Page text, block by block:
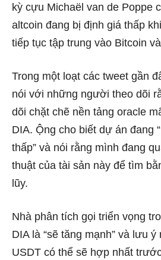
kỳ cựu Michaël van de Poppe
altcoin đang bị định giá thấp
tiếp tục tập trung vào Bitcoin
Trong một loạt các tweet gần
nói với những người theo dõi
dõi chặt chẽ nền tảng oracle
DIA. Ộng cho biết dự án đang
thấp” và nói rằng mình đang
thuật của tài sản này để tìm
lũy.
Nhà phân tích gọi triển vọng
DIA là “sẽ tăng mạnh” và lưu
USDT có thể sẽ hợp nhất